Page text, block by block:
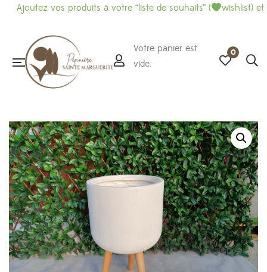
Ajoutez vos produits à votre “liste de souhaits” ( wishlist) et
Votre panier est
vide.
0